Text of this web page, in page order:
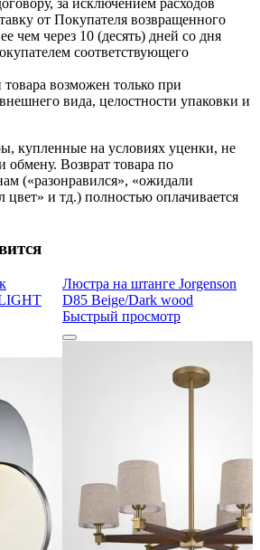
за исключением расходов
от Покупателя возвращенного
чем через 10 (десять) дней со дня
соответствующего
возможен только при
вида, целостности упаковки и
купленные на условиях уценки, не
обмену. Возврат товара по
(«разонравился», «ожидали
цвет» и тд.) полностью оплачивается
Люстра на штанге Jorgenson
D85 Beige/Dark wood
Быстрый просмотр